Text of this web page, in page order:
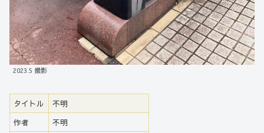
2023.5 撮影
タイトル
不明
作者
不明